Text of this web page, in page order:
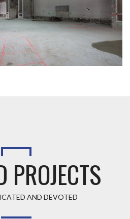
PROJECTS
AND DEVOTED